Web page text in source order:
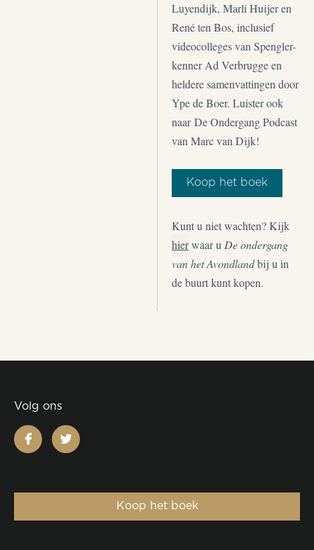
Luyendijk, Marli Huijer en
René ten Bos, inclusief
videocolleges van Spengler-
kenner Ad Verbrugge en
heldere samenvattingen door
Ype de Boer. Luister ook
naar De Ondergang Podcast
van Marc van Dijk!
Koop het boek
Kunt u niet wachten? Kijk
hierwaar u De ondergang
van het Avondlandbij u in
de buurt kunt kopen.
Volg ons
facebooktwitter
Koop het boek